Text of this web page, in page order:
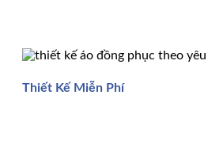
Thiết Kế Miễn Phí